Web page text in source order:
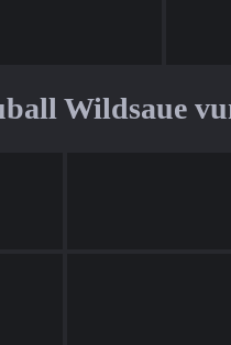
Wildsaue